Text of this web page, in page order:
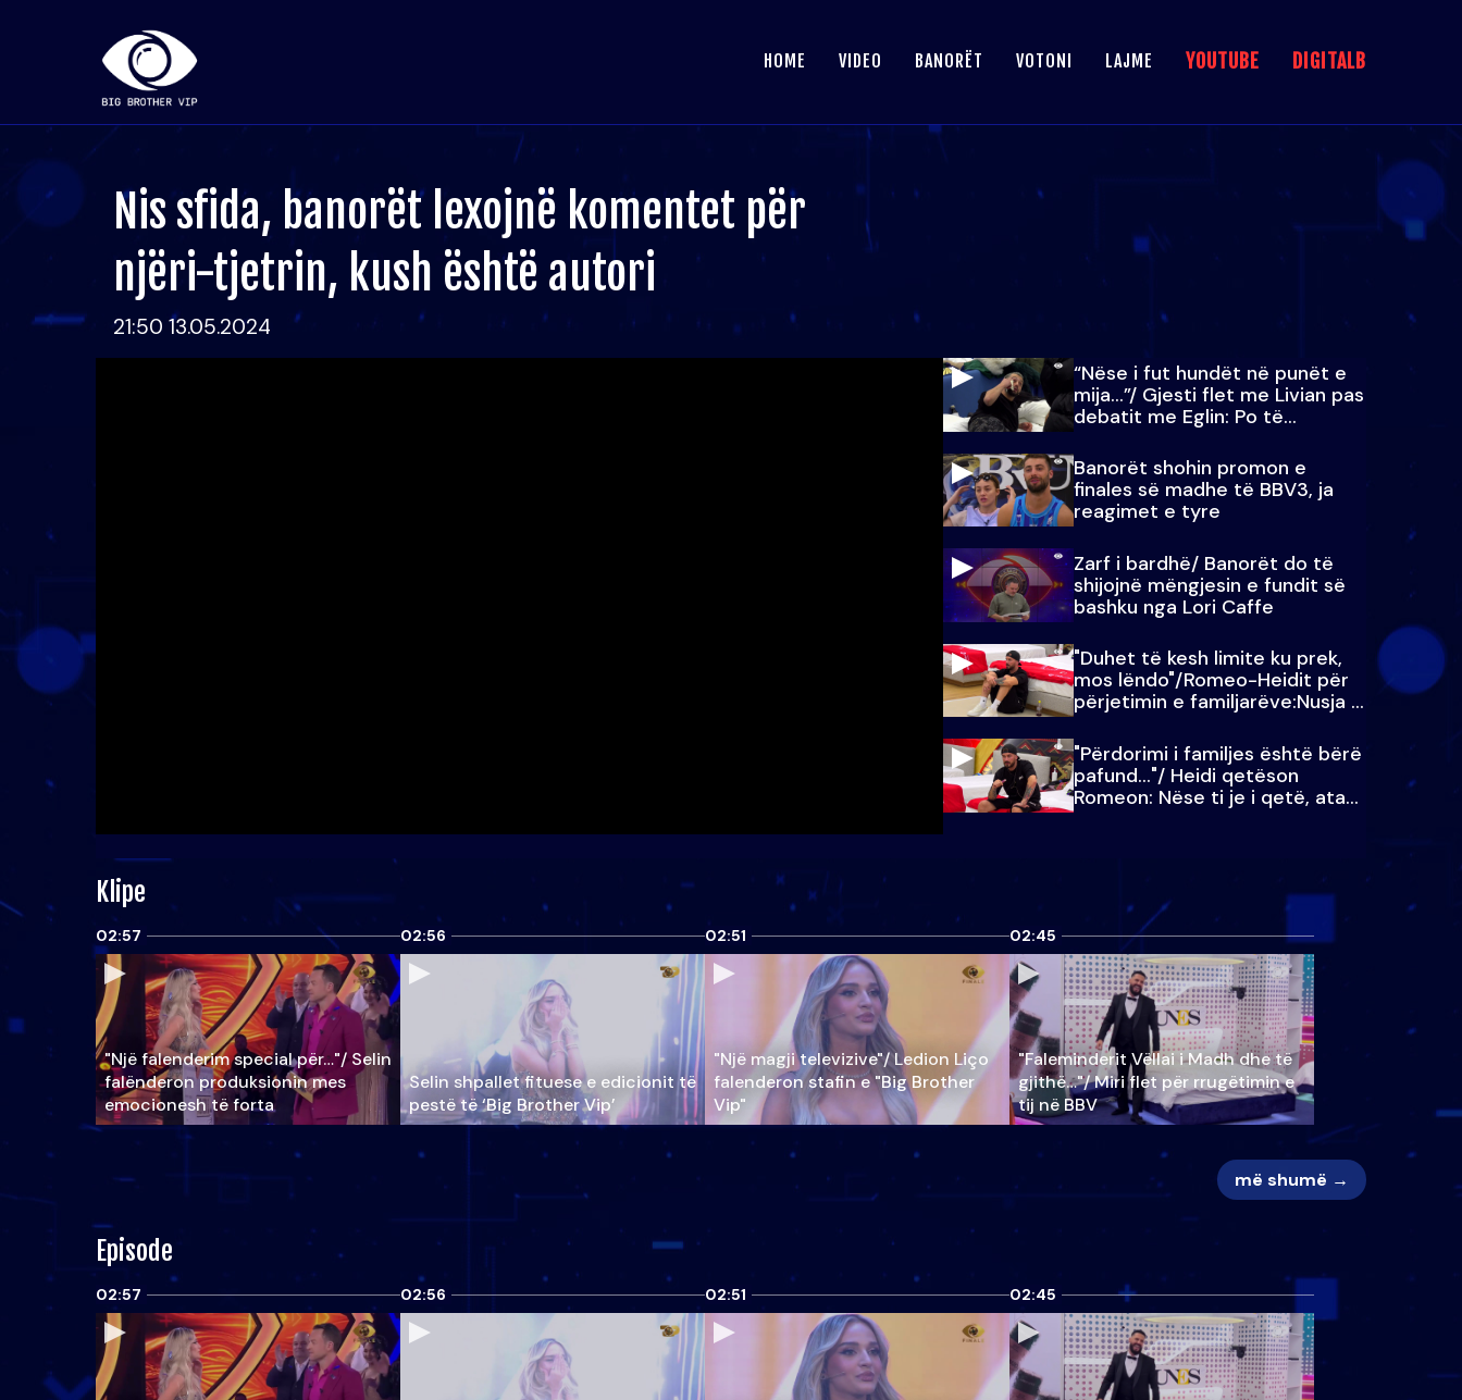
HOME VIDEO BANORËT VOTONI LAJME YOUTUBE DIGITALB
Nis sfida, banorët lexojnë komentet për
njëri-tjetrin, kush është autori
21:50 13.05.2024
“Nëse i fut hundët në punët e
mija…”/ Gjesti flet me Livian pas
debatit me Eglin: Po të
paralajmëroj
Banorët shohin promon e
finales së madhe të BBV3, ja
reagimet e tyre
Zarf i bardhë/ Banorët do të
shijojnë mëngjesin e fundit së
bashku nga Lori Caffe
"Duhet të kesh limite ku prek,
mos lëndo"/Romeo-Heidit për
përjetimin e familjarëve:Nusja e
Julit…
"Përdorimi i familjes është bërë
pafund…"/ Heidi qetëson
Romeon: Nëse ti je i qetë, ata
qetësohen
Klipe
02:57
"Një falenderim special për…"/ Selin
falënderon produksionin mes
emocionesh të forta
02:56
Selin shpallet fituese e edicionit të
pestë të ‘Big Brother Vip’
02:51
"Një magji televizive"/ Ledion Liço
falenderon stafin e "Big Brother
Vip"
02:45
"Faleminderit Vëllai i Madh dhe të
gjithë…"/ Miri flet për rrugëtimin e
tij në BBV
më shumë →
Episode
02:57 02:56 02:51 02:45